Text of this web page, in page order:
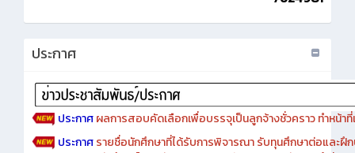
7624981
ประกาศผลการสอบคัดเลือกเพื่อบรรจุเป็นลูกจ้างชั่วคราว ทำหน้าที่